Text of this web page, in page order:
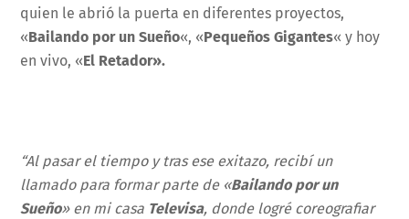
quien le abrió la puerta en diferentes proyectos,
«Bailando por un Sueño«, «Pequeños Gigantes« y hoy
en vivo, «El Retador».
“Al pasar el tiempo y tras ese exitazo, recibí un
llamado para formar parte de «Bailando por un
Sueño» en mi casa Televisa, donde logré coreografiar